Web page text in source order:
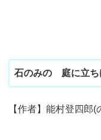
石のみの 庭に立
【作者】能村登四郎